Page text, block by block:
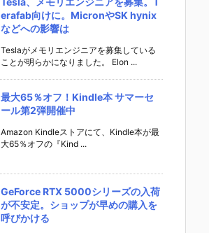
erafab向けに。MicronやSK hynix
などへの影響は
Teslaがメモリエンジニアを募集している
ことが明らかになりました。 Elon ...
最大65％オフ！Kindle本 サマーセ
ール第2弾開催中
Amazon Kindleストアにて、Kindle本が最
大65％オフの『Kind ...
GeForce RTX 5000シリーズの入荷
が不安定。ショップが早めの購入を
呼びかける